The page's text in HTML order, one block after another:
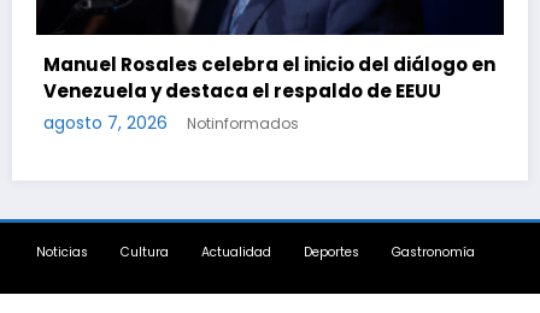
diálogo en
EEUU
‘Los venezolanos no seremos jueces
palabras, seremos testigos de los
agosto 7, 2026